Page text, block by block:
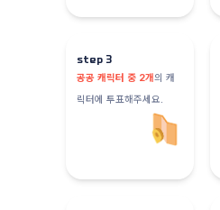
step 3
공공 캐릭터 중 2개의 캐
릭터에 투표해주세요.